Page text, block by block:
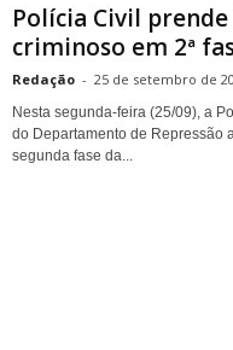
Polícia Civil
criminoso em 2ª
Redação - 25 de setembro de
Nesta segunda-feira (25/09), a
do Departamento de Repressão
segunda fase da...